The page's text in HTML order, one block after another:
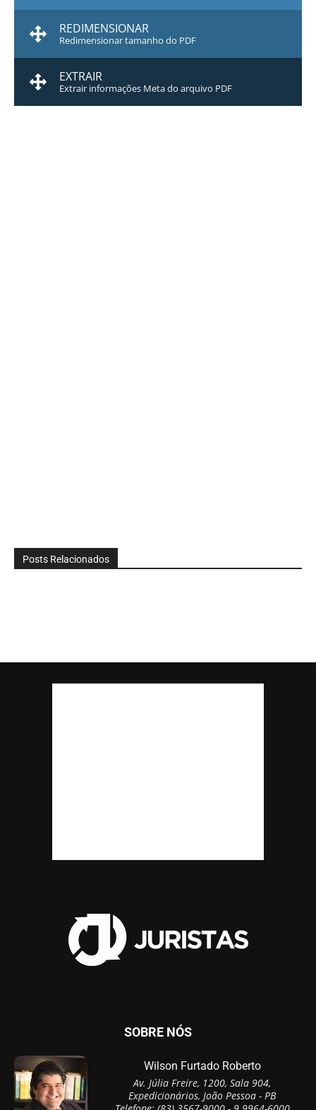
REDIMENSIONAR
Redimensionar tamanho do PDF
EXTRAIR
Extrair informações Meta do arquivo PDF
Posts Relacionados
SOBRE NÓS
Wilson Furtado Roberto
Av. Júlia Freire, 1200, Sala 904,
Expedicionários, João Pessoa - PB